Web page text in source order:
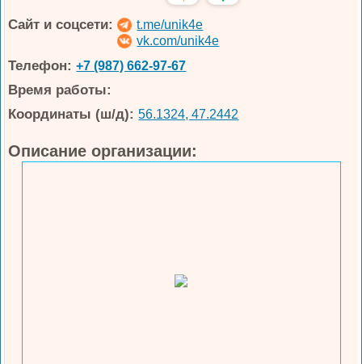
Сайт и соцсети:
t.me/unik4e
vk.com/unik4e
Телефон: +7 (987) 662-97-67
Время работы:
Координаты (ш/д): 56.1324, 47.2442
Описание организации: